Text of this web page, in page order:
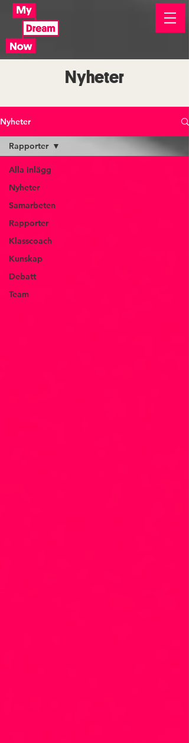
Nyheter
Nyheter
Alla inlägg
Nyheter
Samarbeten
Rapporter
Klasscoach
Kunskap
Debatt
Team
Rapporter